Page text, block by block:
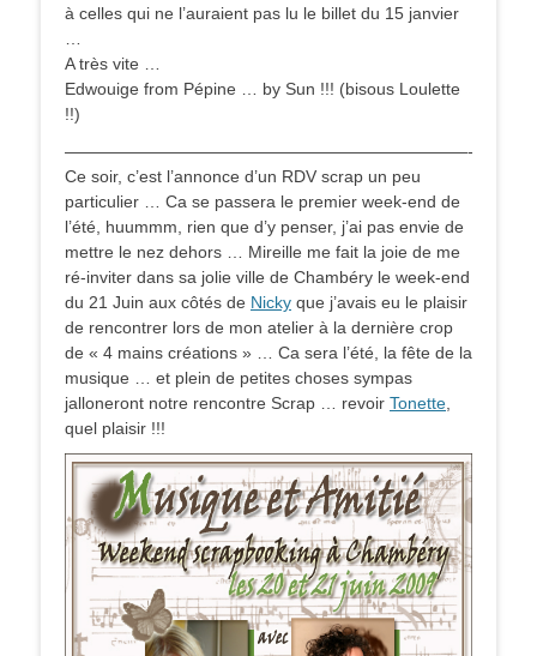
à celles qui ne l’auraient pas lu le billet du 15 janvier
…
A très vite …
Edwouige from Pépine … by Sun !!! (bisous Loulette
!!)
————————————————————————-
Ce soir, c’est l’annonce d’un RDV scrap un peu
particulier … Ca se passera le premier week-end de
l’été, huummm, rien que d’y penser, j’ai pas envie de
mettre le nez dehors … Mireille me fait la joie de me
ré-inviter dans sa jolie ville de Chambéry le week-end
du 21 Juin aux côtés de Nicky que j’avais eu le plaisir
de rencontrer lors de mon atelier à la dernière crop
de « 4 mains créations » … Ca sera l’été, la fête de la
musique … et plein de petites choses sympas
jalloneront notre rencontre Scrap … revoir Tonette,
quel plaisir !!!